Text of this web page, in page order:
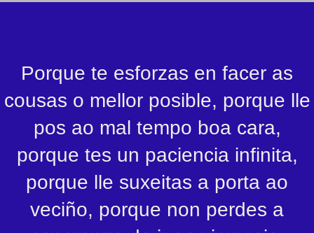
Porque te esforzas en facer as
cousas o mellor posible, porque lle
pos ao mal tempo boa cara,
porque tes un paciencia infinita,
porque lle suxeitas a porta ao
veciño, porque non perdes a